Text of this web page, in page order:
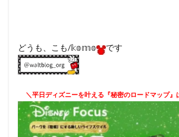
どうも、こも/𝕜𝕠𝕞𝕠 です
＼平日ディズニーを叶える『秘密のロードマップ』